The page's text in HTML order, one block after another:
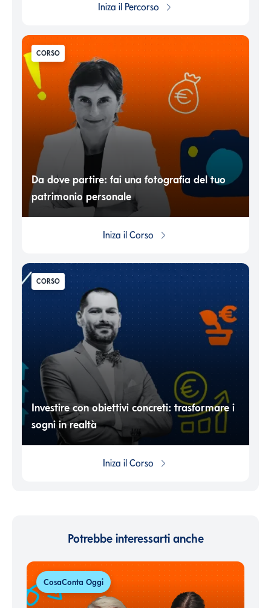
Iniza il Percorso
CORSO
Da dove partire: fai una fotografia del tuo
patrimonio personale
Iniza il Corso
CORSO
Investire con obiettivi concreti: trasformare i
sogni in realtà
Iniza il Corso
Potrebbe interessarti anche
CosaConta Oggi